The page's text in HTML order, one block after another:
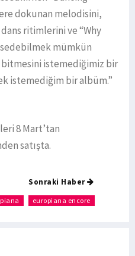
dokunan melodisini,
ritimlerini ve “Why
mümkün
bitmesini istemediğimiz bir
istemediğim bir albüm.”
8 Mart’tan
satışta.
Sonraki Haber
europiana encore